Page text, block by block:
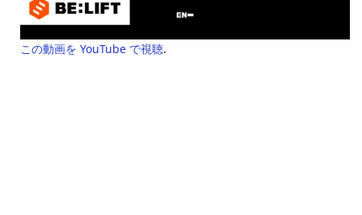
この動画を YouTube で視聴.